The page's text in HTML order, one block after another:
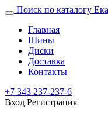
Поиск по каталогу
Главная
Шины
Диски
Доставка
Контакты
+7 343 237-237-6
Вход Регистрация